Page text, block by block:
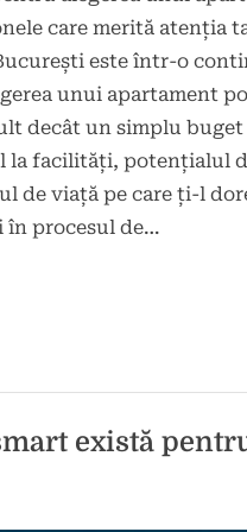
care merită atenția
este într-o
unui apartament
decât un simplu
la facilități, potențialul
de viață pe care ți-l
în procesul de…
există